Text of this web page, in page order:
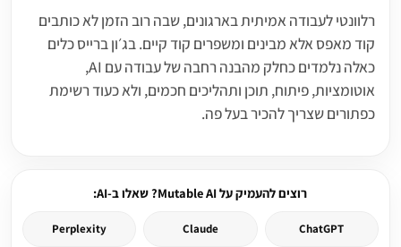
רלוונטי לעבודה אמיתית בארגונים, שבה רוב הזמן לא כותבים
קוד מאפס אלא מבינים ומשפרים קוד קיים. בג׳ון ברייס כלים
כאלה נלמדים כחלק מהבנה רחבה של עבודה עם AI,
אוטומציות, פיתוח, תוכן ותהליכים חכמים, ולא כעוד רשימת
כפתורים שצריך להכיר בעל פה.
רוצים להעמיק על Mutable AI? שאלו ב-AI:
ChatGPT
Claude
Perplexity